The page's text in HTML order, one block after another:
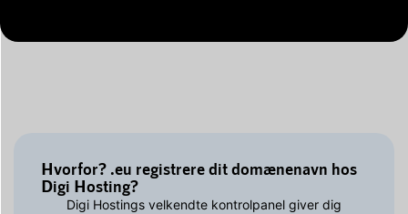
Hvorfor? .eu registrere dit domænenavn hos
Digi Hosting?
Digi Hostings velkendte kontrolpanel giver dig